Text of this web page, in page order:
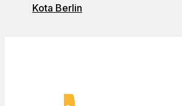
Kota Berlin